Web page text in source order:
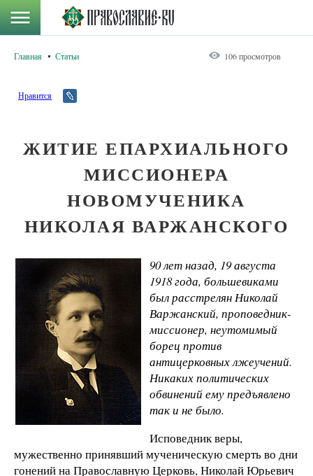
Главная Статьи 106 просмотров
Нравится
ЖИТИЕ ЕПАРХИАЛЬНОГО
МИССИОНЕРА
НОВОМУЧЕНИКА
НИКОЛАЯ ВАРЖАНСКОГО
90 лет назад, 19 августа
1918 года, большевиками
был расстрелян Николай
Варжанский, проповедник-
миссионер, неутомимый
борец против
антицерковных лжеучений.
Никаких политических
обвинений ему предъявлено
так и не было.
Исповедник веры,
мужественно принявший мученическую смерть во дни
гонений на Православную Церковь, Николай Юрьевич